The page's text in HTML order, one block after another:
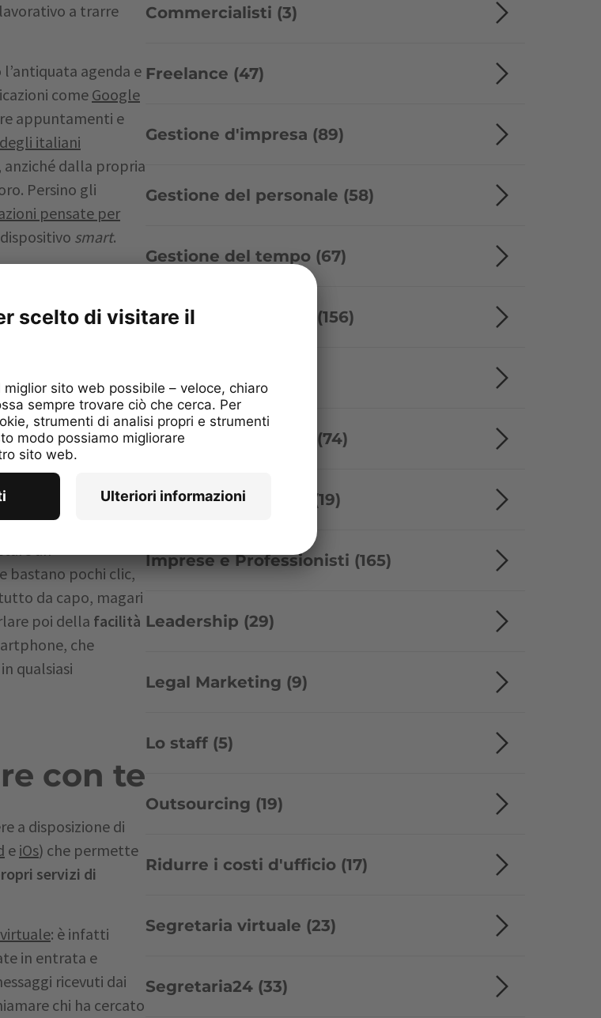
a trarre
agenda e
come Google
appuntamenti e
italiani
, anziché dalla propria
Persino gli
pensate per
smart.
lavorativi
diverse funzioni
frequenti
a causa dello
appunti.
la quale gli
non
un
bastano pochi clic,
da capo, magari
poi della facilità
che
qualsiasi
con te
a disposizione di
e iOs) che permette
servizi di
: è infatti
in entrata e
ricevuti dai
chi ha cercato
Commercialisti (3)
Freelance (47)
Gestione d'impresa (89)
Gestione del personale (58)
Gestione del tempo (67)
Gestione dell'ufficio (156)
I nostri clienti (4)
Idee imprenditoriali (74)
Idee per le vacanze (19)
Imprese e Professionisti (165)
Leadership (29)
Legal Marketing (9)
Lo staff (5)
Outsourcing (19)
Ridurre i costi d'ufficio (17)
Segretaria virtuale (23)
Segretaria24 (33)